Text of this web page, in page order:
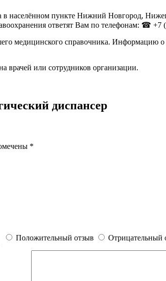
населённом пункте Нижний Новгород,
ответят Вам по телефонам: ☎ +7
медицинского справочника. Информацию
врачей или сотрудников организации.
диспансер
*
Положительный отзыв Отрицательный